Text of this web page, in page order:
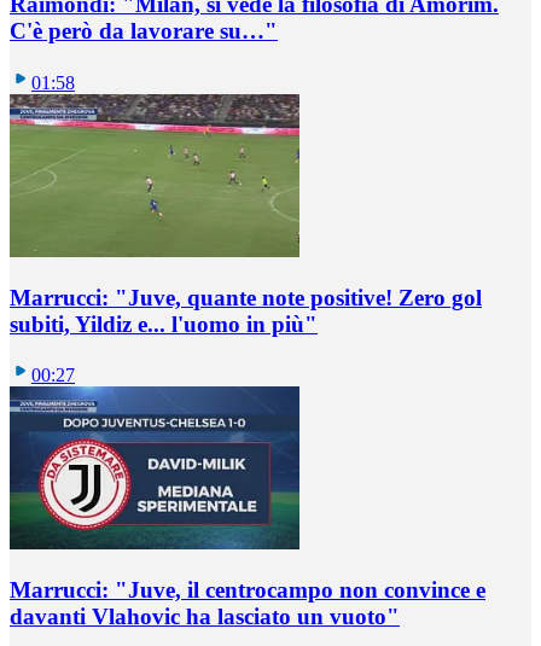
C'è però da lavorare su…"
01:58
Marrucci: "Juve, quante note positive! Zero gol
subiti, Yildiz e... l'uomo in più"
00:27
Marrucci: "Juve, il centrocampo non convince e
davanti Vlahovic ha lasciato un vuoto"